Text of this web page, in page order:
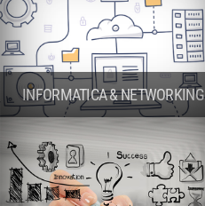
INFORMATICA & NETWORKING